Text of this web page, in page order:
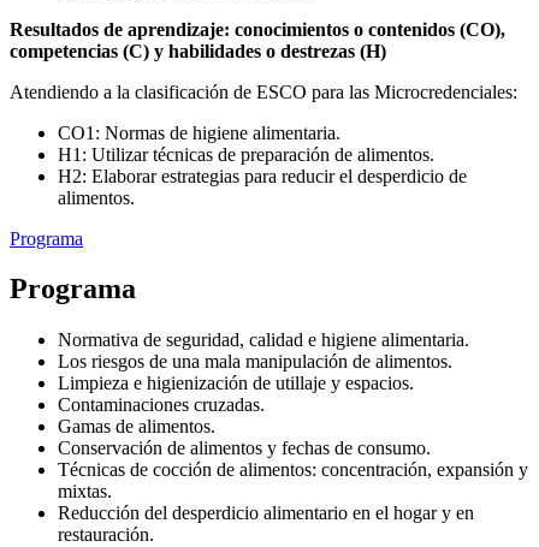
Resultados de aprendizaje: conocimientos o contenidos (CO),
competencias (C) y habilidades o destrezas (H)
Atendiendo a la clasificación de ESCO para las Microcredenciales:
CO1: Normas de higiene alimentaria.
H1: Utilizar técnicas de preparación de alimentos.
H2: Elaborar estrategias para reducir el desperdicio de
alimentos.
Programa
Programa
Normativa de seguridad, calidad e higiene alimentaria.
Los riesgos de una mala manipulación de alimentos.
Limpieza e higienización de utillaje y espacios.
Contaminaciones cruzadas.
Gamas de alimentos.
Conservación de alimentos y fechas de consumo.
Técnicas de cocción de alimentos: concentración, expansión y
mixtas.
Reducción del desperdicio alimentario en el hogar y en
restauración.